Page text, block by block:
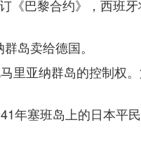
《巴黎合约》，西班
岛卖给德国。
里亚纳群岛的控制权
年塞班岛上的日本平